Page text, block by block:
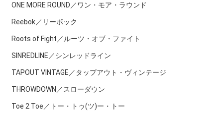
ONE MORE ROUND／ワン・モア・ラウンド
Reebok／リーボック
Roots of Fight／ルーツ・オブ・ファイト
SINREDLINE／シンレッドライン
TAPOUT VINTAGE／タップアウト・ヴィンテージ
THROWDOWN／スローダウン
Toe 2 Toe／トー・トゥ(ツ)ー・トー